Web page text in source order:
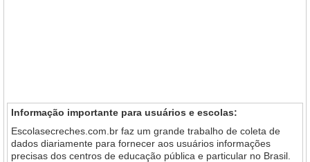
Informação importante para usuários e escolas:
Escolasecreches.com.br faz um grande trabalho de coleta de
dados diariamente para fornecer aos usuários informações
precisas dos centros de educação pública e particular no Brasil.